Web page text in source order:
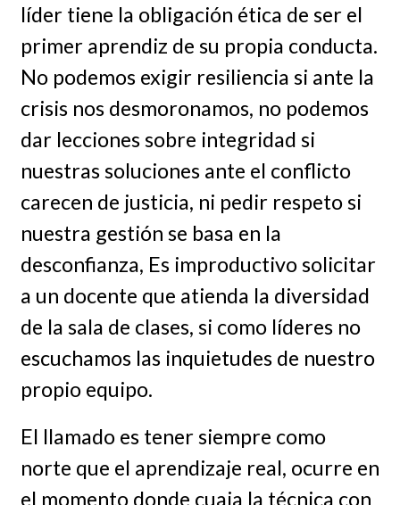
líder tiene la obligación ética de ser el
primer aprendiz de su propia conducta.
No podemos exigir resiliencia si ante la
crisis nos desmoronamos, no podemos
dar lecciones sobre integridad si
nuestras soluciones ante el conflicto
carecen de justicia, ni pedir respeto si
nuestra gestión se basa en la
desconfianza, Es improductivo solicitar
a un docente que atienda la diversidad
de la sala de clases, si como líderes no
escuchamos las inquietudes de nuestro
propio equipo.
El llamado es tener siempre como
norte que el aprendizaje real, ocurre en
el momento donde cuaja la técnica con